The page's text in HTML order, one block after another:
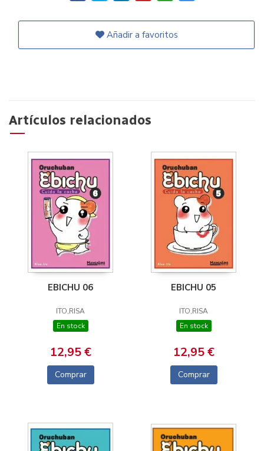
Añadir a favoritos
Artículos relacionados
EBICHU 06
ITO,RISA
En stock
12,95 €
Comprar
EBICHU 05
ITO,RISA
En stock
12,95 €
Comprar